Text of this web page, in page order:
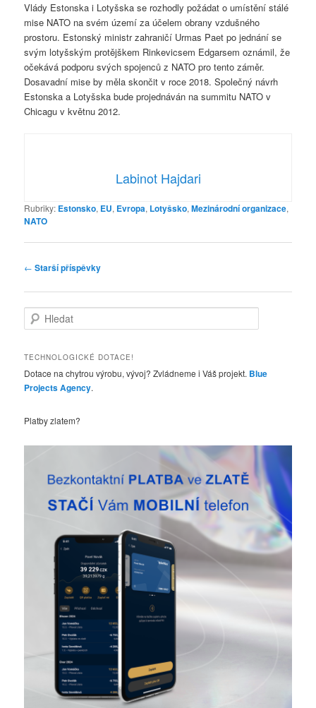
Vlády Estonska i Lotyšska se rozhodly požádat o umístění stálé
mise NATO na svém území za účelem obrany vzdušného
prostoru. Estonský ministr zahraničí Urmas Paet po jednání se
svým lotyšským protějškem Rinkevicsem Edgarsem oznámil, že
očekává podporu svých spojenců z NATO pro tento záměr.
Dosavadní mise by měla skončit v roce 2018. Společný návrh
Estonska a Lotyšska bude projednáván na summitu NATO v
Chicagu v květnu 2012.
Labinot Hajdari
Rubriky: Estonsko, EU, Evropa, Lotyšsko,Mezinárodní organizace,
NATO
Navigace
příspěvky
← Starší příspěvky
l
d
t
TECHNOLOGICKÉ DOTACE!
Dotace na chytrou výrobu, vývoj? Zvládneme i Váš projekt. Blue
Projects Agency.
Platby zlatem?